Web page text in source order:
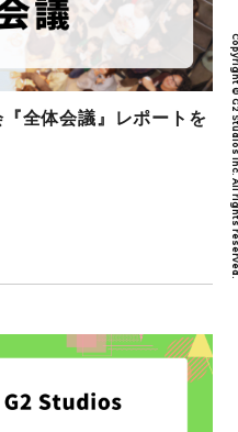
Copyright © G2
全体会議』レポートを